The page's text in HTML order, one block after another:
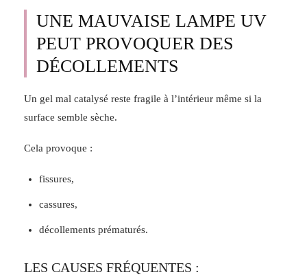
UNE MAUVAISE LAMPE UV
PEUT PROVOQUER DES
DÉCOLLEMENTS
Un gel mal catalysé reste fragile à l’intérieur même si la
surface semble sèche.
Cela provoque :
fissures,
cassures,
décollements prématurés.
LES CAUSES FRÉQUENTES :